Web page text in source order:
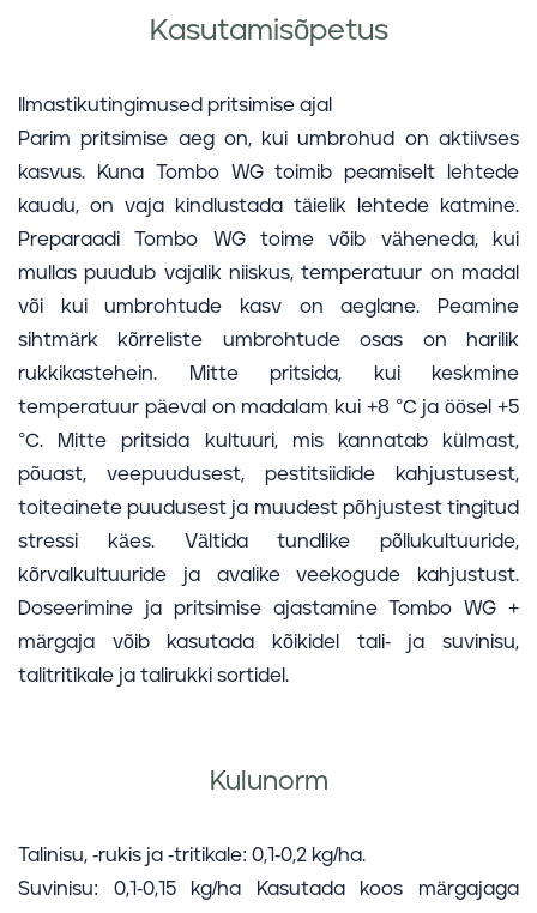
Kasutamisõpetus
Ilmastikutingimused pritsimise ajal
Parim pritsimise aeg on, kui umbrohud on aktiivses
kasvus. Kuna Tombo WG toimib peamiselt lehtede
kaudu, on vaja kindlustada täielik lehtede katmine.
Preparaadi Tombo WG toime võib väheneda, kui
mullas puudub vajalik niiskus, temperatuur on madal
või kui umbrohtude kasv on aeglane. Peamine
sihtmärk kõrreliste umbrohtude osas on harilik
rukkikastehein. Mitte pritsida, kui keskmine
temperatuur päeval on madalam kui +8 °C ja öösel +5
°C. Mitte pritsida kultuuri, mis kannatab külmast,
põuast, veepuudusest, pestitsiidide kahjustusest,
toiteainete puudusest ja muudest põhjustest tingitud
stressi käes. Vältida tundlike põllukultuuride,
kõrvalkultuuride ja avalike veekogude kahjustust.
Doseerimine ja pritsimise ajastamine Tombo WG +
märgaja võib kasutada kõikidel tali- ja suvinisu,
talitritikale ja talirukki sortidel.
Kulunorm
Talinisu, -rukis ja -tritikale: 0,1-0,2 kg/ha.
Suvinisu: 0,1-0,15 kg/ha Kasutada koos märgajaga